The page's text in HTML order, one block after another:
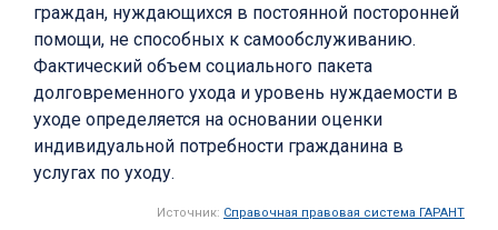
граждан, нуждающихся в постоянной посторонней
помощи, не способных к самообслуживанию.
Фактический объем социального пакета
долговременного ухода и уровень нуждаемости в
уходе определяется на основании оценки
индивидуальной потребности гражданина в
услугах по уходу.
Источник: Справочная правовая система ГАРАНТ